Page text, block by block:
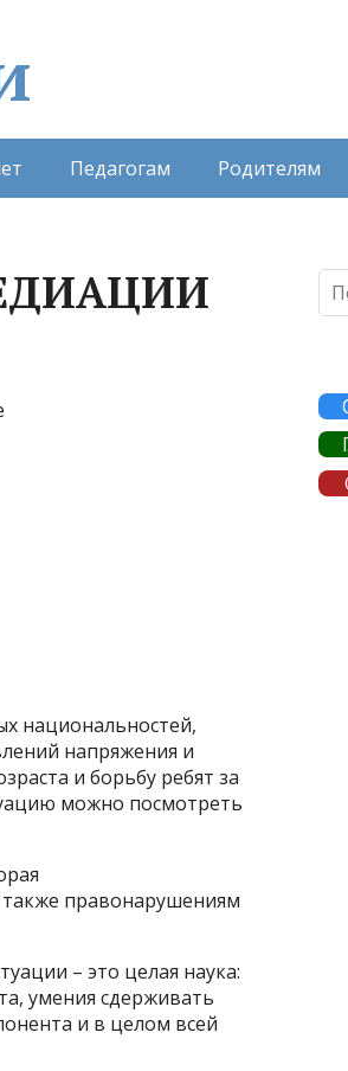
Педагогам Родителям
национальностей,
напряжения и
и борьбу ребят за
можно посмотреть
правонарушениям
– это целая наука:
умения сдерживать
и в целом всей